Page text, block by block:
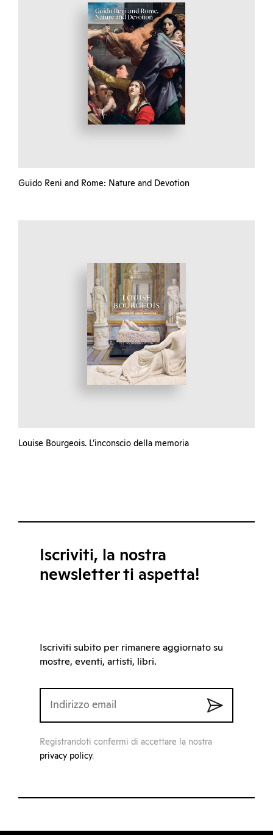
Guido Reni and Rome: Nature and Devotion
Louise Bourgeois. L’inconscio della memoria
Iscriviti, la nostra
newsletter ti aspetta!
Iscriviti subito per rimanere aggiornato su
mostre, eventi, artisti, libri.
Registrandoti confermi di accettare la nostra
privacy policy.